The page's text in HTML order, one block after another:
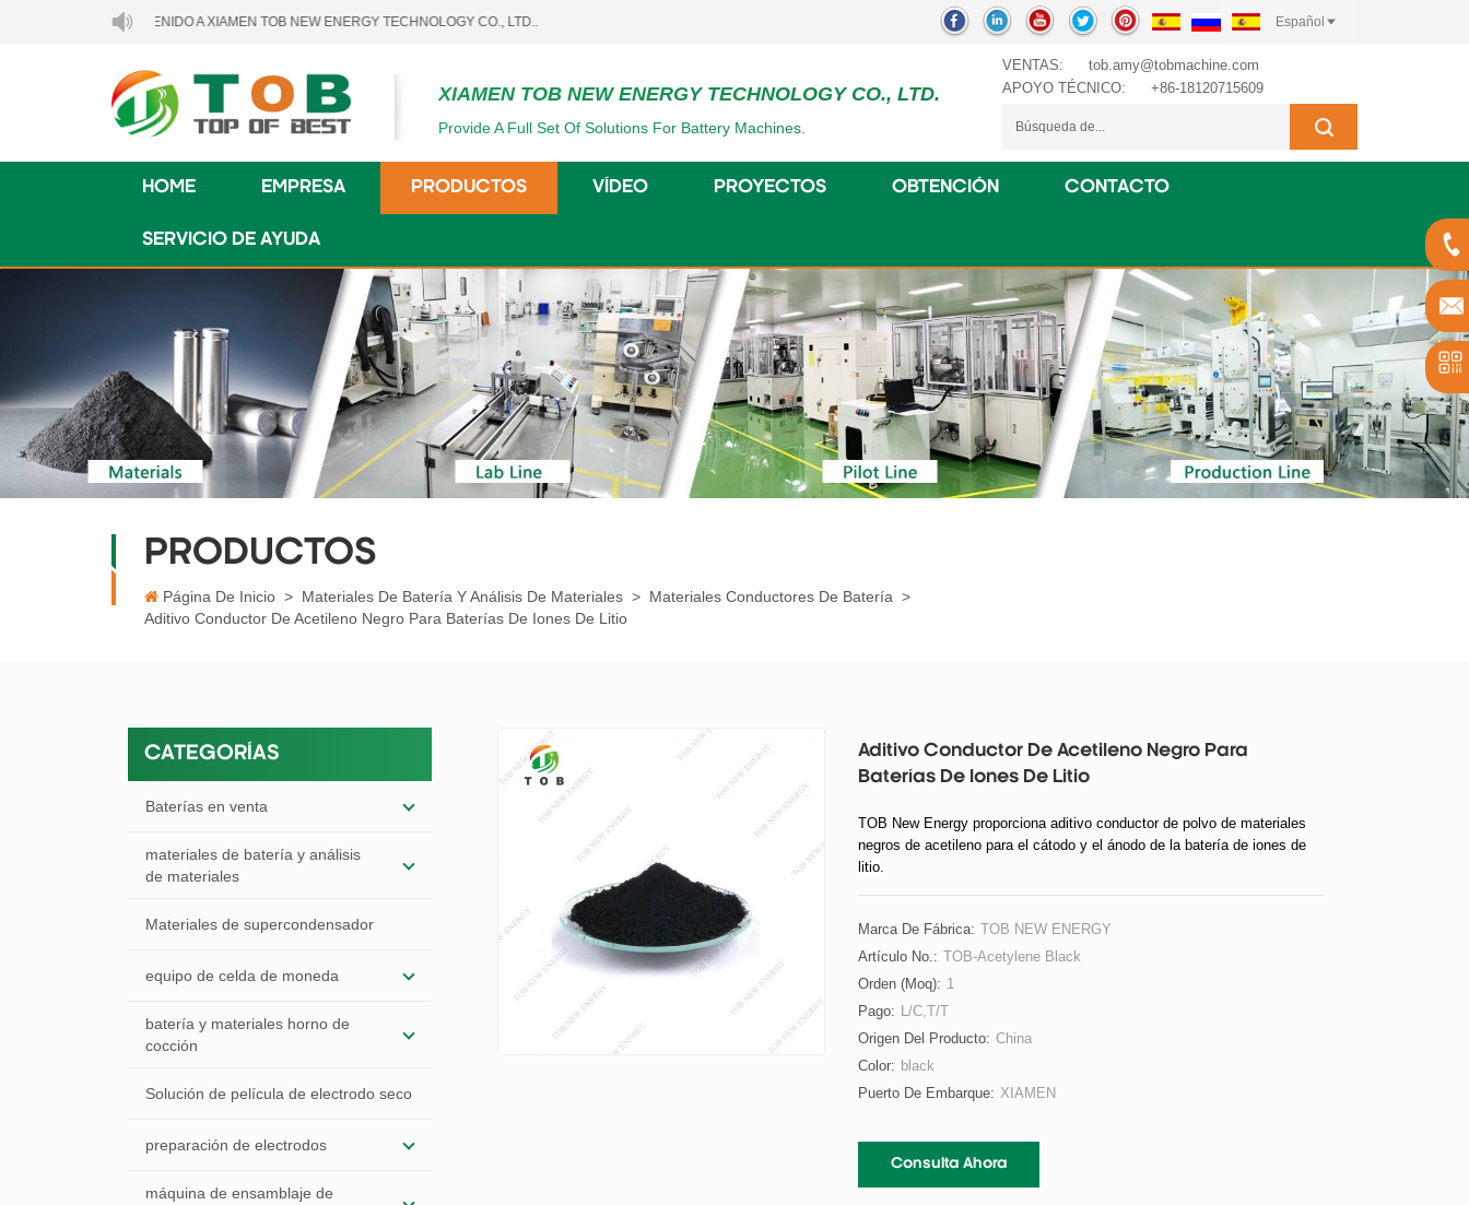
BIENVENIDO A XIAMEN TOB NEW ENERGY TECHNOLOGY CO., LTD.. Español
XIAMEN TOB NEW ENERGY TECHNOLOGY CO., LTD.
Provide A Full Set Of Solutions For Battery Machines.
VENTAS:
tob.amy@tobmachine.com
APOYO TÉCNICO:
+86-18120715609
HOME EMPRESA PRODUCTOS VÍDEO PROYECTOS OBTENCIÓN CONTACTO
SERVICIO DE AYUDA
PRODUCTOS
Página De Inicio > Materiales De Batería Y Análisis De Materiales > Materiales Conductores De Batería >
Aditivo Conductor De Acetileno Negro Para Baterías De Iones De Litio
CATEGORÍAS
Baterías en venta
materiales de batería y análisis
de materiales
Materiales de supercondensador
equipo de celda de moneda
batería y materiales horno de
cocción
Solución de película de electrodo seco
preparación de electrodos
máquina de ensamblaje de
Aditivo Conductor De Acetileno Negro Para
Baterías De Iones De Litio
TOB New Energy proporciona aditivo conductor de polvo de materiales
negros de acetileno para el cátodo y el ánodo de la batería de iones de
litio.
Marca De Fábrica: TOB NEW ENERGY
Artículo No.: TOB-Acetylene Black
Orden (moq): 1
Pago: L/C,T/T
Origen Del Producto: China
Color: black
Puerto De Embarque: XIAMEN
Consulta Ahora